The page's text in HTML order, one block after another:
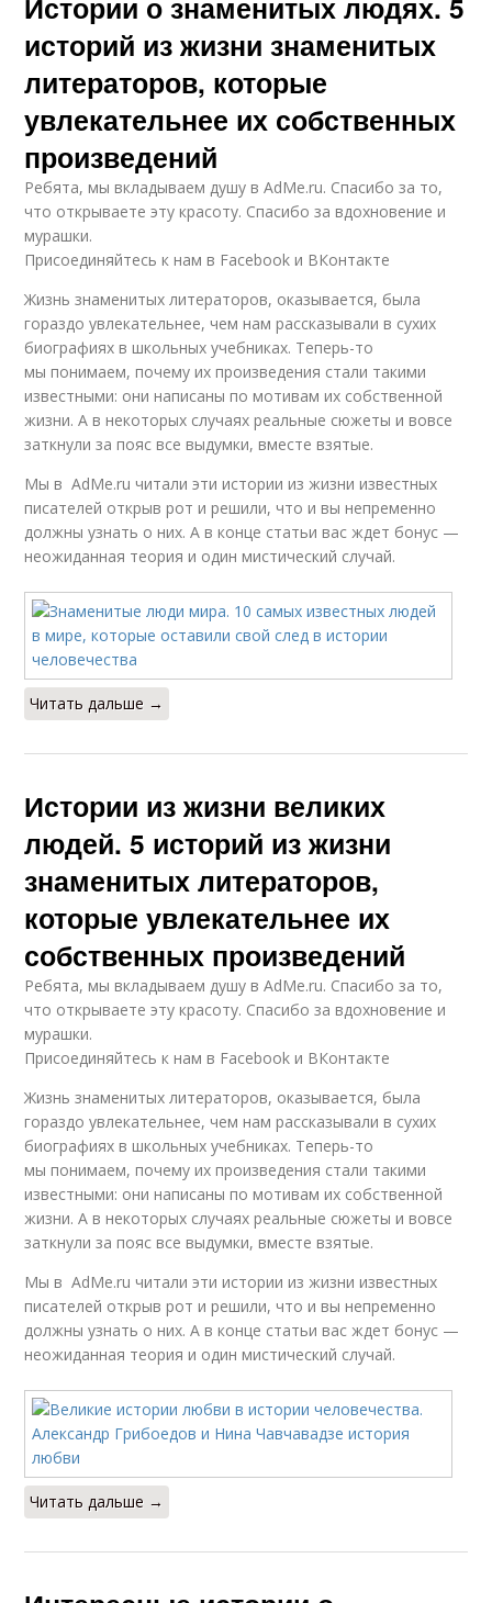
историй из жизни знаменитых
литераторов, которые
увлекательнее их собственных
произведений
Ребята, мы вкладываем душу в AdMe.ru. Cпасибо за то,
что открываете эту красоту. Спасибо за вдохновение и
мурашки.
Присоединяйтесь к нам в Facebook и ВКонтакте
Жизнь знаменитых литераторов, оказывается, была
гораздо увлекательнее, чем нам рассказывали в сухих
биографиях в школьных учебниках. Теперь-то
мы понимаем, почему их произведения стали такими
известными: они написаны по мотивам их собственной
жизни. А в некоторых случаях реальные сюжеты и вовсе
заткнули за пояс все выдумки, вместе взятые.
Мы в AdMe.ru читали эти истории из жизни известных
писателей открыв рот и решили, что и вы непременно
должны узнать о них. А в конце статьи вас ждет бонус —
неожиданная теория и один мистический случай.
Читать дальше →
Истории из жизни великих
людей. 5 историй из жизни
знаменитых литераторов,
которые увлекательнее их
собственных произведений
Ребята, мы вкладываем душу в AdMe.ru. Cпасибо за то,
что открываете эту красоту. Спасибо за вдохновение и
мурашки.
Присоединяйтесь к нам в Facebook и ВКонтакте
Жизнь знаменитых литераторов, оказывается, была
гораздо увлекательнее, чем нам рассказывали в сухих
биографиях в школьных учебниках. Теперь-то
мы понимаем, почему их произведения стали такими
известными: они написаны по мотивам их собственной
жизни. А в некоторых случаях реальные сюжеты и вовсе
заткнули за пояс все выдумки, вместе взятые.
Мы в AdMe.ru читали эти истории из жизни известных
писателей открыв рот и решили, что и вы непременно
должны узнать о них. А в конце статьи вас ждет бонус —
неожиданная теория и один мистический случай.
Читать дальше →